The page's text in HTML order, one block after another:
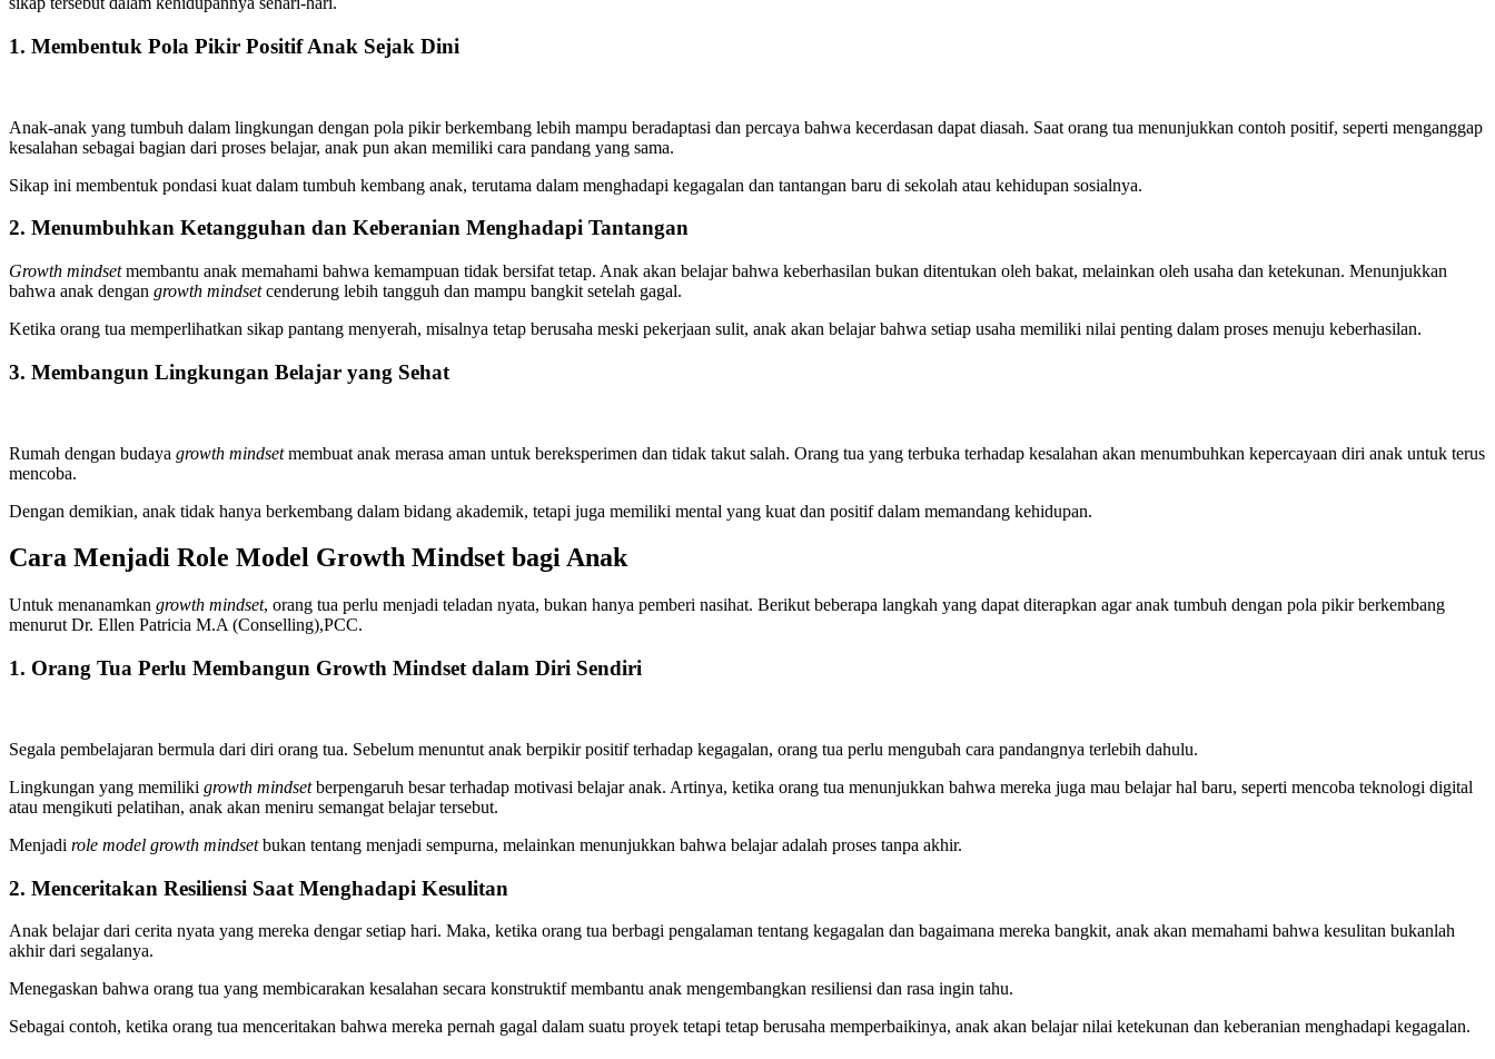
1. Membentuk Pola Pikir Positif Anak Sejak Dini
Anak-anak yang tumbuh dalam lingkungan dengan pola pikir berkembang lebih mampu beradaptasi dan percaya bahwa kecerdasan dapat diasah. Saat orang tua menunjukkan contoh positif, seperti menganggap
kesalahan sebagai bagian dari proses belajar, anak pun akan memiliki cara pandang yang sama.
Sikap ini membentuk pondasi kuat dalam tumbuh kembang anak, terutama dalam menghadapi kegagalan dan tantangan baru di sekolah atau kehidupan sosialnya.
2. Menumbuhkan Ketangguhan dan Keberanian Menghadapi Tantangan
Growth mindsetmembantu anak memahami bahwa kemampuan tidak bersifat tetap. Anak akan belajar bahwa keberhasilan bukan ditentukan oleh bakat, melainkan oleh usaha dan ketekunan. Menunjukkan
bahwa anak dengan growth mindsetcenderung lebih tangguh dan mampu bangkit setelah gagal.
Ketika orang tua memperlihatkan sikap pantang menyerah, misalnya tetap berusaha meski pekerjaan sulit, anak akan belajar bahwa setiap usaha memiliki nilai penting dalam proses menuju keberhasilan.
3. Membangun Lingkungan Belajar yang Sehat
Rumah dengan budaya growth mindsetmembuat anak merasa aman untuk bereksperimen dan tidak takut salah. Orang tua yang terbuka terhadap kesalahan akan menumbuhkan kepercayaan diri anak untuk terus
mencoba.
Dengan demikian, anak tidak hanya berkembang dalam bidang akademik, tetapi juga memiliki mental yang kuat dan positif dalam memandang kehidupan.
Cara Menjadi Role Model Growth Mindset bagi Anak
Untuk menanamkan growth mindset, orang tua perlu menjadi teladan nyata, bukan hanya pemberi nasihat. Berikut beberapa langkah yang dapat diterapkan agar anak tumbuh dengan pola pikir berkembang
menurut Dr. Ellen Patricia M.A (Conselling),PCC.
1. Orang Tua Perlu Membangun Growth Mindset dalam Diri Sendiri
Segala pembelajaran bermula dari diri orang tua. Sebelum menuntut anak berpikir positif terhadap kegagalan, orang tua perlu mengubah cara pandangnya terlebih dahulu.
Lingkungan yang memiliki growth mindsetberpengaruh besar terhadap motivasi belajar anak. Artinya, ketika orang tua menunjukkan bahwa mereka juga mau belajar hal baru, seperti mencoba teknologi digital
atau mengikuti pelatihan, anak akan meniru semangat belajar tersebut.
Menjadi role model growth mindsetbukan tentang menjadi sempurna, melainkan menunjukkan bahwa belajar adalah proses tanpa akhir.
2. Menceritakan Resiliensi Saat Menghadapi Kesulitan
Anak belajar dari cerita nyata yang mereka dengar setiap hari. Maka, ketika orang tua berbagi pengalaman tentang kegagalan dan bagaimana mereka bangkit, anak akan memahami bahwa kesulitan bukanlah
akhir dari segalanya.
Menegaskan bahwa orang tua yang membicarakan kesalahan secara konstruktif membantu anak mengembangkan resiliensi dan rasa ingin tahu.
Sebagai contoh, ketika orang tua menceritakan bahwa mereka pernah gagal dalam suatu proyek tetapi tetap berusaha memperbaikinya, anak akan belajar nilai ketekunan dan keberanian menghadapi kegagalan.